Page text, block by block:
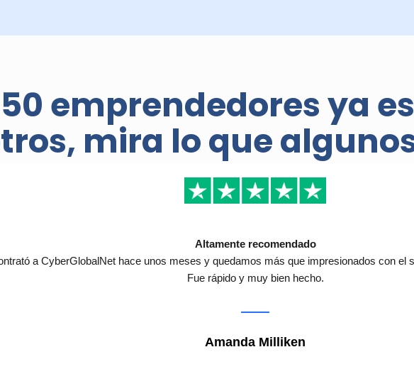
emprendedores ya
mira lo que
Altamente recomendado
a CyberGlobalNet hace unos meses y quedamos más que impresionados con el
Fue rápido y muy bien hecho.
Amanda Milliken